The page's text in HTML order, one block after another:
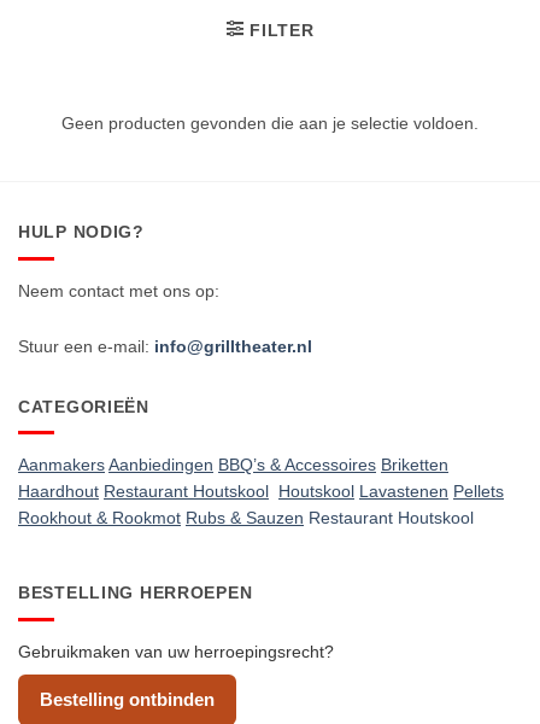
FILTER
Geen producten gevonden die aan je selectie voldoen.
HULP NODIG?
Neem contact met ons op:
Stuur een e-mail: info@grilltheater.nl
CATEGORIEËN
AanmakersAanbiedingen BBQ’s & Accessoires Briketten
Haardhout Restaurant Houtskool Houtskool Lavastenen Pellets
Rookhout & Rookmot Rubs & Sauzen Restaurant Houtskool
BESTELLING HERROEPEN
Gebruikmaken van uw herroepingsrecht?
Bestelling ontbinden